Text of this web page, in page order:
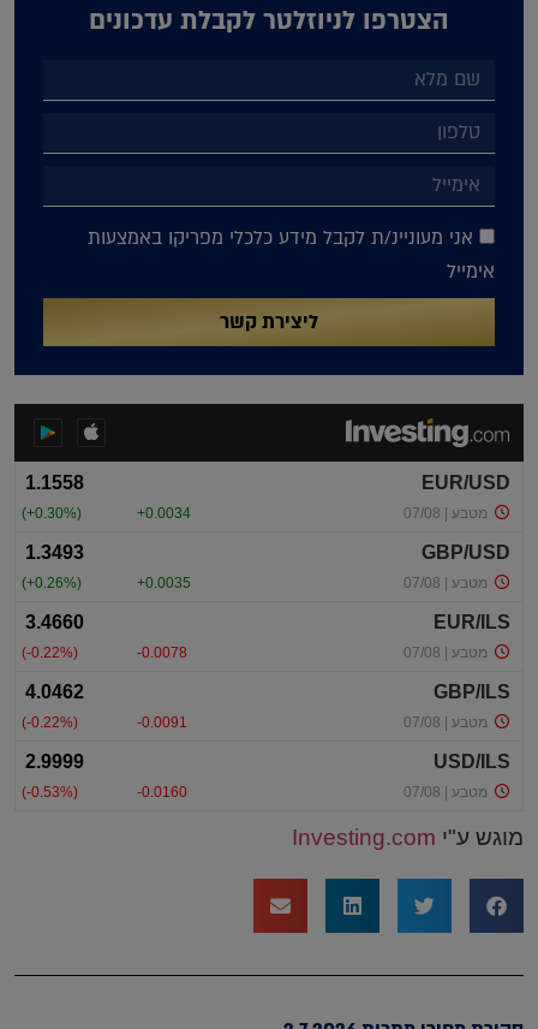
הצטרפו לניוזלטר לקבלת עדכונים
אני מעוניינ/ת לקבל מידע כלכלי מפריקו באמצעות
אימייל
ליצירת קשר
מוגש ע"י Investing.com